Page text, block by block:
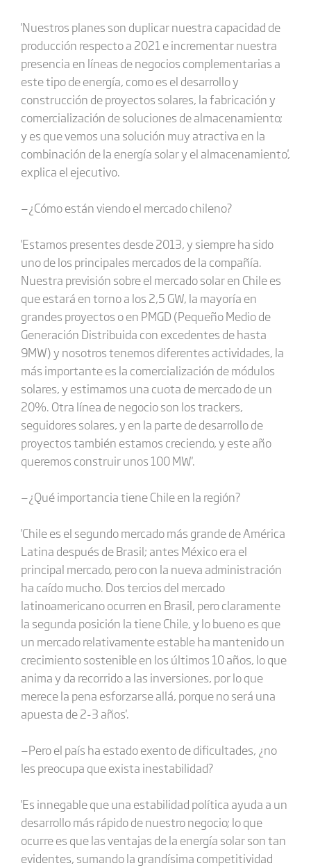
'Nuestros planes son duplicar nuestra capacidad de
producción respecto a 2021 e incrementar nuestra
presencia en líneas de negocios complementarias a
este tipo de energía, como es el desarrollo y
construcción de proyectos solares, la fabricación y
comercialización de soluciones de almacenamiento;
y es que vemos una solución muy atractiva en la
combinación de la energía solar y el almacenamiento',
explica el ejecutivo.
—¿Cómo están viendo el mercado chileno?
'Estamos presentes desde 2013, y siempre ha sido
uno de los principales mercados de la compañía.
Nuestra previsión sobre el mercado solar en Chile es
que estará en torno a los 2,5 GW, la mayoría en
grandes proyectos o en PMGD (Pequeño Medio de
Generación Distribuida con excedentes de hasta
9MW) y nosotros tenemos diferentes actividades, la
más importante es la comercialización de módulos
solares, y estimamos una cuota de mercado de un
20%. Otra línea de negocio son los trackers,
seguidores solares, y en la parte de desarrollo de
proyectos también estamos creciendo, y este año
queremos construir unos 100 MW'.
—¿Qué importancia tiene Chile en la región?
'Chile es el segundo mercado más grande de América
Latina después de Brasil; antes México era el
principal mercado, pero con la nueva administración
ha caído mucho. Dos tercios del mercado
latinoamericano ocurren en Brasil, pero claramente
la segunda posición la tiene Chile, y lo bueno es que
un mercado relativamente estable ha mantenido un
crecimiento sostenible en los últimos 10 años, lo que
anima y da recorrido a las inversiones, por lo que
merece la pena esforzarse allá, porque no será una
apuesta de 2-3 años'.
—Pero el país ha estado exento de dificultades, ¿no
les preocupa que exista inestabilidad?
'Es innegable que una estabilidad política ayuda a un
desarrollo más rápido de nuestro negocio; lo que
ocurre es que las ventajas de la energía solar son tan
evidentes, sumando la grandísima competitividad